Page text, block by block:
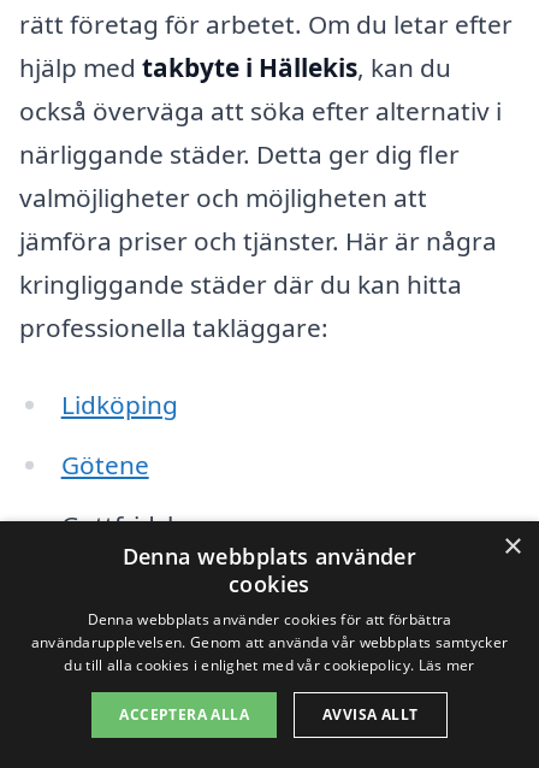
rätt företag för arbetet. Om du letar efter
hjälp med takbyte i Hällekis, kan du
också överväga att söka efter alternativ i
närliggande städer. Detta ger dig fler
valmöjligheter och möjligheten att
jämföra priser och tjänster. Här är några
kringliggande städer där du kan hitta
professionella takläggare:
Lidköping
Götene
Gottfridsberg
S skipping
Kåkind
×
Denna webbplats använder
cookies
Denna webbplats använder cookies för att förbättra
användarupplevelsen. Genom att använda vår webbplats samtycker
du till alla cookies i enlighet med vår cookiepolicy. Läs mer
ACCEPTERA ALLA AVVISA ALLT